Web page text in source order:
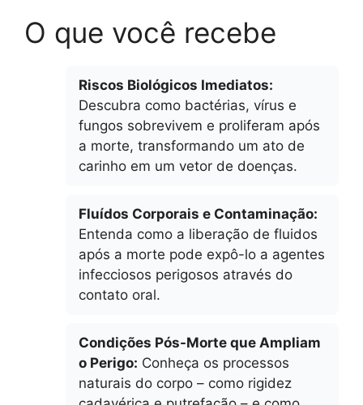
O que você recebe
Riscos Biológicos Imediatos:
Descubra como bactérias, vírus e
fungos sobrevivem e proliferam após
a morte, transformando um ato de
carinho em um vetor de doenças.
Fluídos Corporais e Contaminação:
Entenda como a liberação de fluidos
após a morte pode expô-lo a agentes
infecciosos perigosos através do
contato oral.
Condições Pós-Morte que Ampliam
o Perigo: Conheça os processos
naturais do corpo – como rigidez